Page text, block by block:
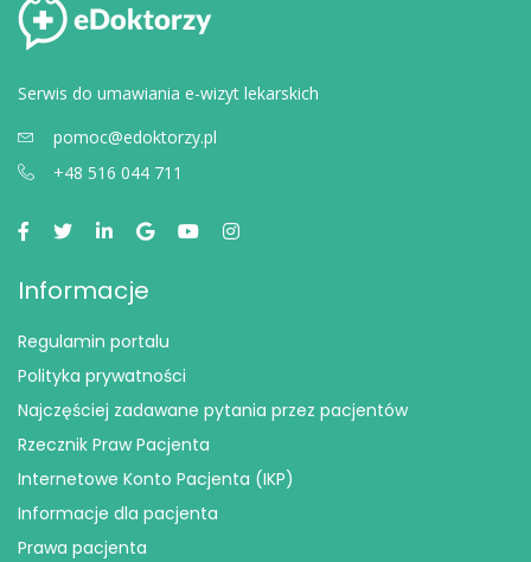
Serwis do umawiania e-wizyt lekarskich
pomoc@edoktorzy.pl
+48 516 044 711
Informacje
Regulamin portalu
Polityka prywatności
Najczęściej zadawane pytania przez pacjentów
Rzecznik Praw Pacjenta
Internetowe Konto Pacjenta (IKP)
Informacje dla pacjenta
Prawa pacjenta